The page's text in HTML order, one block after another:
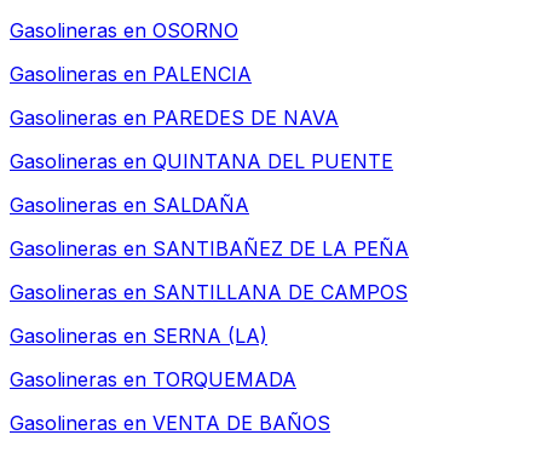
Gasolineras en OSORNO
Gasolineras en PALENCIA
Gasolineras en PAREDES DE NAVA
Gasolineras en QUINTANA DEL PUENTE
Gasolineras en SALDAÑA
Gasolineras en SANTIBAÑEZ DE LA PEÑA
Gasolineras en SANTILLANA DE CAMPOS
Gasolineras en SERNA (LA)
Gasolineras en TORQUEMADA
Gasolineras en VENTA DE BAÑOS